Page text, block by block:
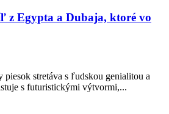
z Egypta a Dubaja, ktoré vo
piesok stretáva s ľudskou genialitou a
s futuristickými výtvormi,...